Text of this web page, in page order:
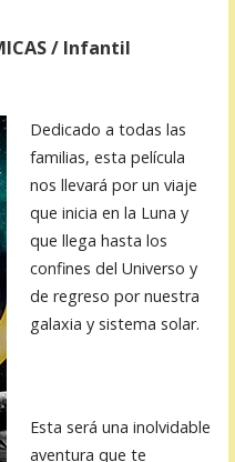
/ Infantil
Dedicado a todas las
familias, esta película
nos llevará por un viaje
que inicia en la Luna y
que llega hasta los
confines del Universo y
de regreso por nuestra
galaxia y sistema solar.
Esta será una inolvidable
aventura que te